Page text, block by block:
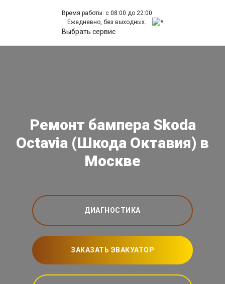
Время работы: с 08:00 до 22:00
Ежедневно, без выходных.
Выбрать сервис
Ремонт бампера Skoda
Octavia (Шкода Октавия) в
Москве
ДИАГНОСТИКА
ЗАКАЗАТЬ ЭВАКУАТОР